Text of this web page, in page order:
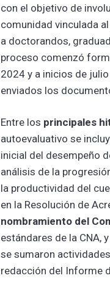
con el objetivo de
comunidad vinculada
a doctorandos,
proceso comenzó
2024 y a inicios de
enviados los
Entre los principales
autoevaluativo se
inicial del desempeño
análisis de la
la productividad del
en la Resolución de
nombramiento del
estándares de la CNA,
se sumaron
redacción del Informe